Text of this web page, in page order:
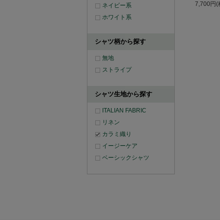
ネイビー系
ホワイト系
シャツ柄から探す
無地
ストライプ
シャツ生地から探す
ITALIAN FABRIC
リネン
カラミ織り
イージーケア
ベーシックシャツ
7,700円(